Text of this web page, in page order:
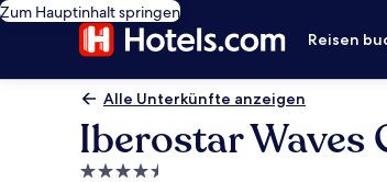
Zum Hauptinhalt springen
Reisen
Alle Unterkünfte anzeigen
Iberostar Waves
4.5-